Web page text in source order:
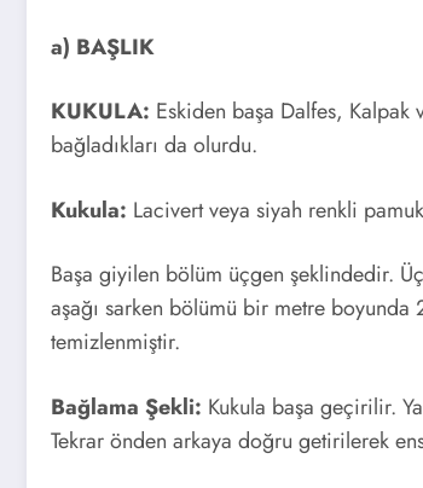
a) BAŞLIK
KUKULA: Eskiden başa Dalfes,
bağladıkları da olurdu.
Kukula: Lacivert veya siyah renkli
Başa giyilen bölüm üçgen şeklindedir.
aşağı sarken bölümü bir metre boyunda
temizlenmiştir.
Bağlama Şekli: Kukula başa geçirilir.
Tekrar önden arkaya doğru getirilerek